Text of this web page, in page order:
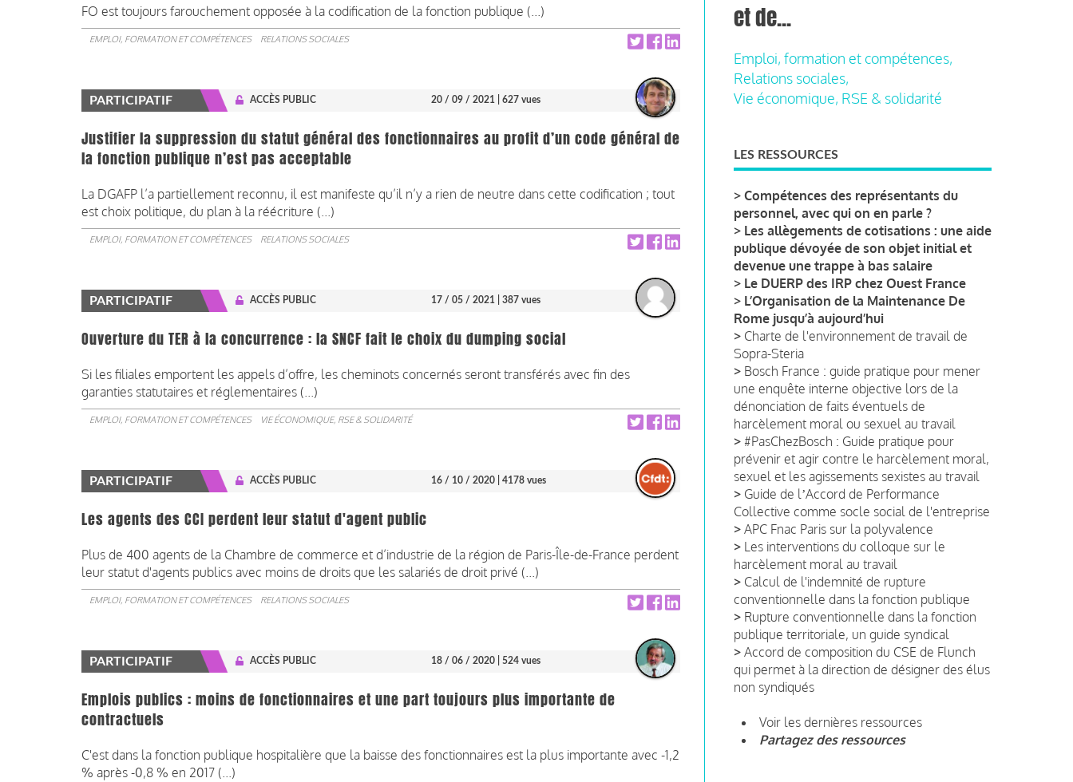
FO est toujours farouchement opposée à la codification de la fonction publique (...)
EMPLOI, FORMATION ET COMPÉTENCES RELATIONS SOCIALES
PARTICIPATIF ACCÈS PUBLIC 20 / 09 / 2021 | 627 vues
Justifier la suppression du statut général des fonctionnaires au profit d’un code général de
la fonction publique n’est pas acceptable
La DGAFP l’a partiellement reconnu, il est manifeste qu’il n’y a rien de neutre dans cette codification ; tout
est choix politique, du plan à la réécriture (...)
EMPLOI, FORMATION ET COMPÉTENCES RELATIONS SOCIALES
PARTICIPATIF ACCÈS PUBLIC 17 / 05 / 2021 | 387 vues
Ouverture du TER à la concurrence : la SNCF fait le choix du dumping social
Si les filiales emportent les appels d’offre, les cheminots concernés seront transférés avec fin des
garanties statutaires et réglementaires (...)
EMPLOI, FORMATION ET COMPÉTENCES VIE ÉCONOMIQUE, RSE & SOLIDARITÉ
PARTICIPATIF ACCÈS PUBLIC 16 / 10 / 2020 | 4178 vues
Les agents des CCI perdent leur statut d'agent public
Plus de 400 agents de la Chambre de commerce et d’industrie de la région de Paris-Île-de-France perdent
leur statut d'agents publics avec moins de droits que les salariés de droit privé (...)
EMPLOI, FORMATION ET COMPÉTENCES RELATIONS SOCIALES
PARTICIPATIF ACCÈS PUBLIC 18 / 06 / 2020 | 524 vues
Emplois publics : moins de fonctionnaires et une part toujours plus importante de
contractuels
C'est dans la fonction publique hospitalière que la baisse des fonctionnaires est la plus importante avec -1,2
% après -0,8 % en 2017 (...)
et de...
Emploi, formation et compétences,
Relations sociales,
Vie économique, RSE & solidarité
LES RESSOURCES
> Compétences des représentants du
personnel, avec qui on en parle ?
> Les allègements de cotisations : une aide
publique dévoyée de son objet initial et
devenue une trappe à bas salaire
> Le DUERP des IRP chez Ouest France
> L’Organisation de la Maintenance De
Rome jusqu’à aujourd’hui
> Charte de l'environnement de travail de
Sopra-Steria
> Bosch France : guide pratique pour mener
une enquête interne objective lors de la
dénonciation de faits éventuels de
harcèlement moral ou sexuel au travail
> #PasChezBosch : Guide pratique pour
prévenir et agir contre le harcèlement moral,
sexuel et les agissements sexistes au travail
> Guide de lʼAccord de Performance
Collective comme socle social de l'entreprise
> APC Fnac Paris sur la polyvalence
> Les interventions du colloque sur le
harcèlement moral au travail
> Calcul de l'indemnité de rupture
conventionnelle dans la fonction publique
> Rupture conventionnelle dans la fonction
publique territoriale, un guide syndical
> Accord de composition du CSE de Flunch
qui permet à la direction de désigner des élus
non syndiqués
Voir les dernières ressources
Partagez des ressources